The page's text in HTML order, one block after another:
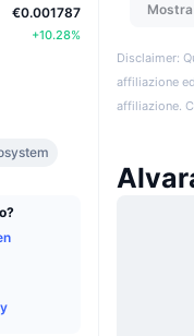
€0.001787
+10.28%
Disclaimer:
affiliazione
affiliazione.